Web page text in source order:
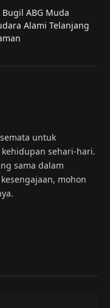
Bugil ABG Muda
Alami Telanjang
untuk
sehari-hari.
sama dalam
mohon